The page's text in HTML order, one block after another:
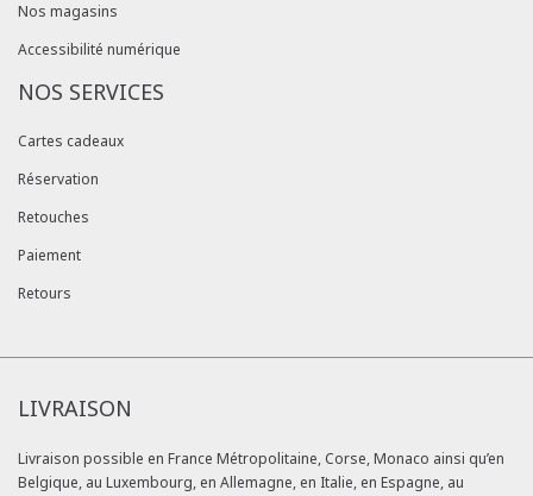
Nos magasins
Accessibilité numérique
NOS SERVICES
Cartes cadeaux
Réservation
Retouches
Paiement
Retours
LIVRAISON
Livraison possible en France Métropolitaine, Corse, Monaco ainsi qu’en
Belgique, au Luxembourg, en Allemagne, en Italie, en Espagne, au